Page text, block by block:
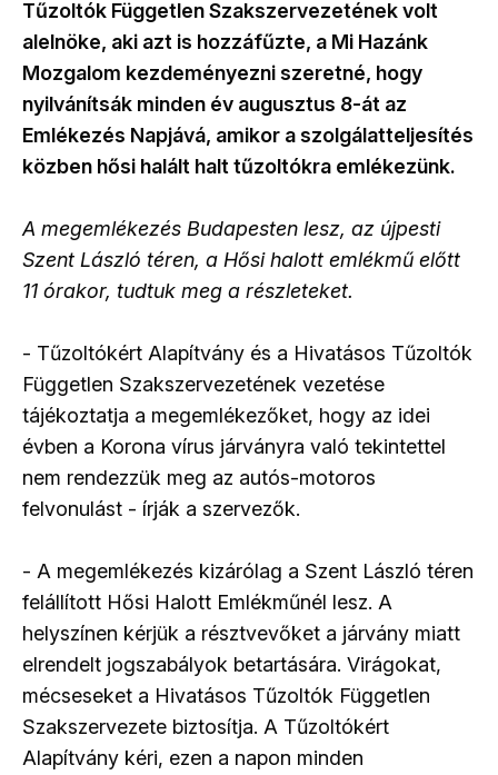
Tűzoltók Független Szakszervezetének volt
alelnöke, aki azt is hozzáfűzte, a Mi Hazánk
Mozgalom kezdeményezni szeretné, hogy
nyilvánítsák minden év augusztus 8-át az
Emlékezés Napjává, amikor a szolgálatteljesítés
közben hősi halált halt tűzoltókra emlékezünk.
A megemlékezés Budapesten lesz, az újpesti
Szent László téren, a Hősi halott emlékmű előtt
11 órakor, tudtuk meg a részleteket.
- Tűzoltókért Alapítvány és a Hivatásos Tűzoltók
Független Szakszervezetének vezetése
tájékoztatja a megemlékezőket, hogy az idei
évben a Korona vírus járványra való tekintettel
nem rendezzük meg az autós-motoros
felvonulást - írják a szervezők.
- A megemlékezés kizárólag a Szent László téren
felállított Hősi Halott Emlékműnél lesz. A
helyszínen kérjük a résztvevőket a járvány miatt
elrendelt jogszabályok betartására. Virágokat,
mécseseket a Hivatásos Tűzoltók Független
Szakszervezete biztosítja. A Tűzoltókért
Alapítvány kéri, ezen a napon minden